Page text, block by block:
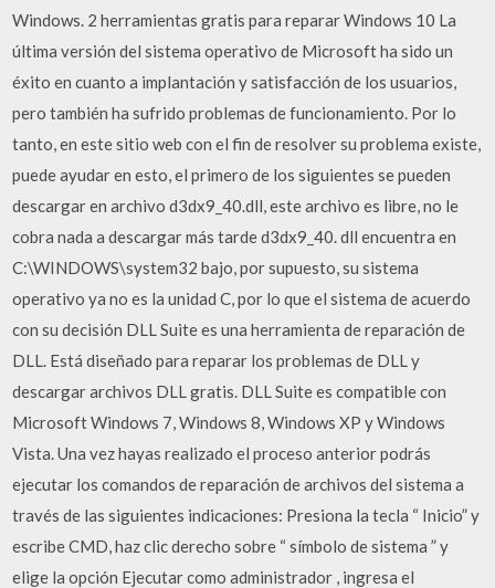
Windows. 2 herramientas gratis para reparar Windows 10 La
última versión del sistema operativo de Microsoft ha sido un
éxito en cuanto a implantación y satisfacción de los usuarios,
pero también ha sufrido problemas de funcionamiento. Por lo
tanto, en este sitio web con el fin de resolver su problema existe,
puede ayudar en esto, el primero de los siguientes se pueden
descargar en archivo d3dx9_40.dll, este archivo es libre, no le
cobra nada a descargar más tarde d3dx9_40. dll encuentra en
C:\WINDOWS\system32 bajo, por supuesto, su sistema
operativo ya no es la unidad C, por lo que el sistema de acuerdo
con su decisión DLL Suite es una herramienta de reparación de
DLL. Está diseñado para reparar los problemas de DLL y
descargar archivos DLL gratis. DLL Suite es compatible con
Microsoft Windows 7, Windows 8, Windows XP y Windows
Vista. Una vez hayas realizado el proceso anterior podrás
ejecutar los comandos de reparación de archivos del sistema a
través de las siguientes indicaciones: Presiona la tecla “ Inicio” y
escribe CMD, haz clic derecho sobre “ símbolo de sistema ” y
elige la opción Ejecutar como administrador , ingresa el